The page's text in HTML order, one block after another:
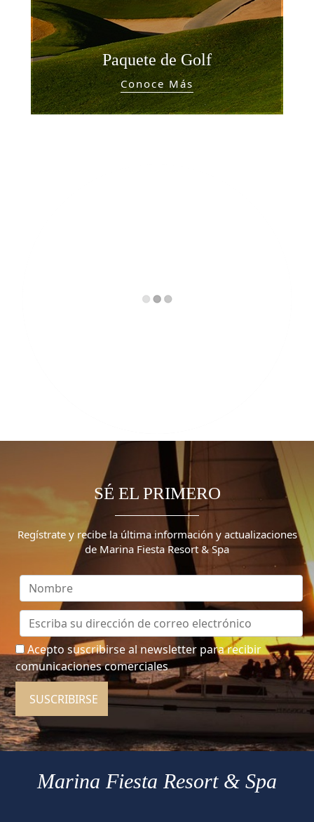
Paquete de Golf
Conoce Más
SÉ EL PRIMERO
Regístrate y recibe la última información y actualizaciones
de Marina Fiesta Resort & Spa
Acepto suscribirse al newsletter para recibir
comunicaciones comerciales
SUSCRIBIRSE
Marina Fiesta Resort & Spa